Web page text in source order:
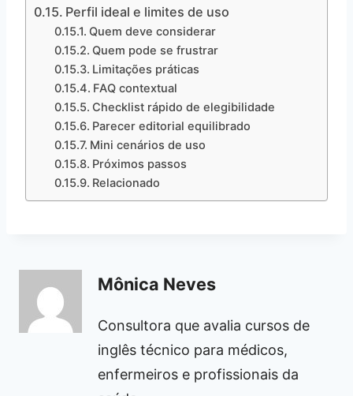
Perfil ideal e limites de uso
Quem deve considerar
Quem pode se frustrar
Limitações práticas
FAQ contextual
Checklist rápido de elegibilidade
Parecer editorial equilibrado
Mini cenários de uso
Próximos passos
Relacionado
Mônica Neves
Consultora que avalia cursos de
inglês técnico para médicos,
enfermeiros e profissionais da